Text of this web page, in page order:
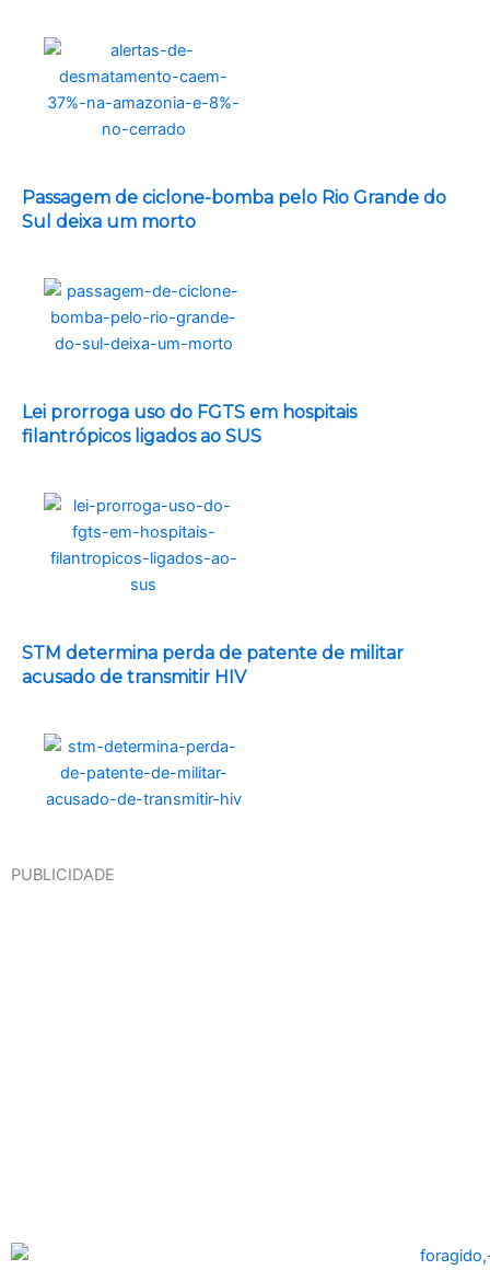
Passagem de ciclone-bomba pelo Rio Grande do
Sul deixa um morto
Lei prorroga uso do FGTS em hospitais
filantrópicos ligados ao SUS
STM determina perda de patente de militar
acusado de transmitir HIV
PUBLICIDADE